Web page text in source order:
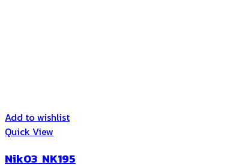
Add to wishlist
Quick View
Nik03 NK195